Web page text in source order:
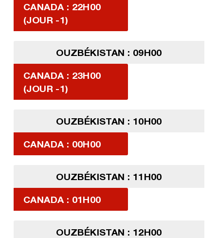
CANADA : 22H00
(JOUR -1)
OUZBÉKISTAN : 09H00
CANADA : 23H00
(JOUR -1)
OUZBÉKISTAN : 10H00
CANADA : 00H00
OUZBÉKISTAN : 11H00
CANADA : 01H00
OUZBÉKISTAN : 12H00